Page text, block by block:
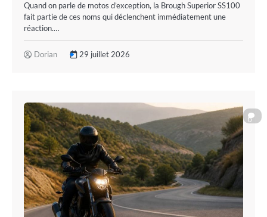
Quand on parle de motos d’exception, la Brough Superior SS100
fait partie de ces noms qui déclenchent immédiatement une
réaction.…
Dorian 29 juillet 2026
0